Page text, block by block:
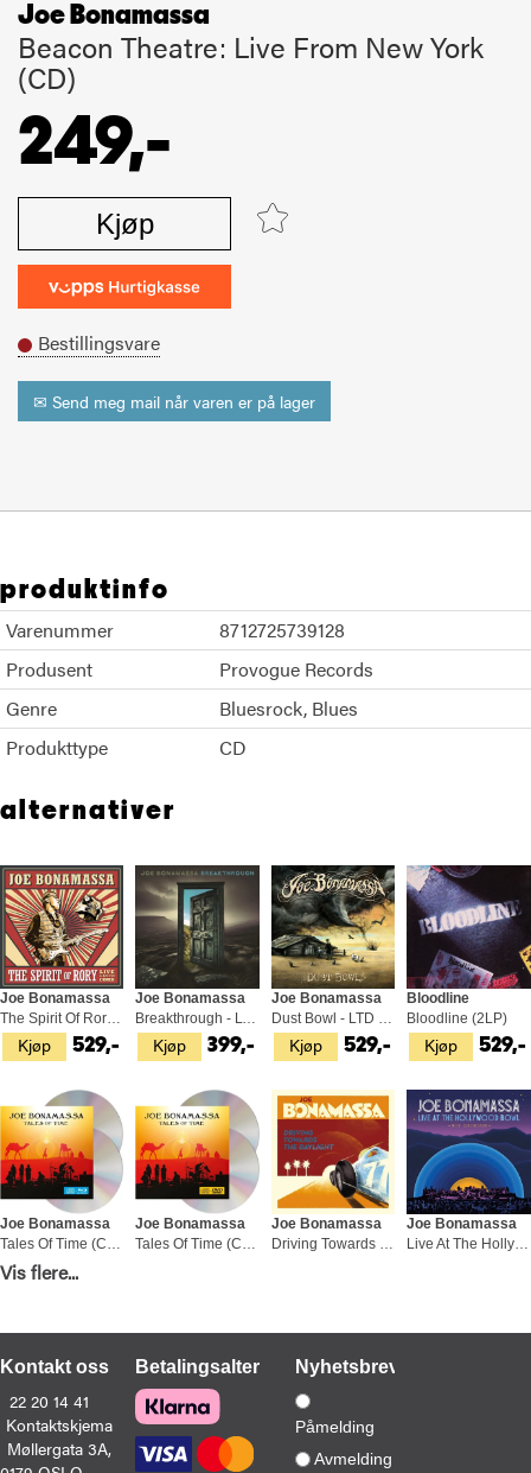
Joe Bonamassa
Beacon Theatre: Live From New York
(CD)
249,-
Kjøp
Bestillingsvare
✉ Send meg mail når varen er på lager
produktinfo
Varenummer
8712725739128
Produsent
Provogue Records
Genre
Bluesrock Blues
Produkttype
CD
alternativer
Kjøp
Joe Bonamassa
The Spirit Of Rory (2LP)
529,- Kjøp
Joe Bonamassa
Breakthrough - LTD (LP)
399,- Kjøp
Joe Bonamassa
Dust Bowl - LTD (2LP)
529,- Kjøp
Bloodline
Bloodline (2LP)
529,-
Kjøp
Joe Bonamassa
Tales Of Time (CD+BD)
279,-
Joe Bonamassa
Tales Of Time (CD+DVD)
Joe Bonamassa
Driving Towards The Daylight - LTD (2LP)
Joe Bonamassa
Live At The Hollywood Bowl (CD+DVD)
Joe Bonamassa
Joe Bonamassa
Breakthrough (CD)
Joe Bonamassa
Tales Of Time (3LP)
Vis flere...
Kontakt oss
22 20 14 41
Kontaktskjema
Møllergata 3A,
BetalingsalternativerNyhetsbrev
Påmelding
Avmelding